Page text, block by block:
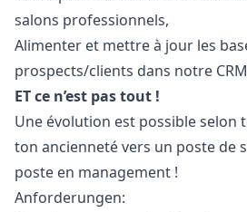
salons professionnels,
Alimenter et mettre à jour les
prospects/clients dans notre
ET ce n’est pas tout !
Une évolution est possible selon
ton ancienneté vers un poste de
poste en management !
Anforderungen: